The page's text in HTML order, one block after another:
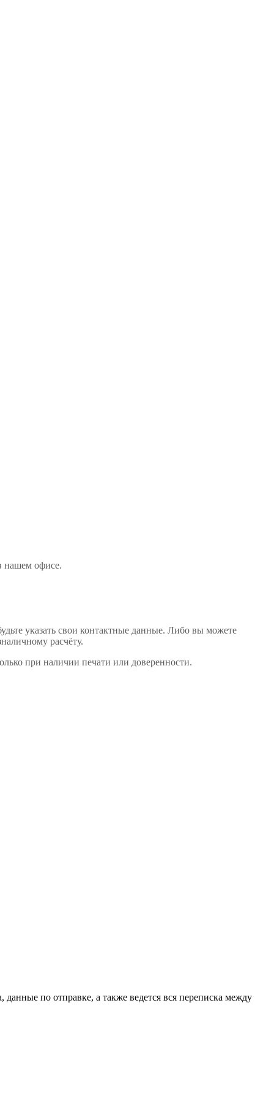
нашем офисе.
указать свои контактные данные. Либо вы можете
расчёту.
при наличии печати или доверенности.
данные по отправке, а также ведется вся переписка между